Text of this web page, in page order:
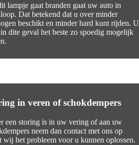
lampje gaat branden gaat uw auto in
Dat betekend dat u over minder
beschikt en minder hard kunt rijden. U
dite geval het beste zo spoedig mogelijk
in veren of schokdempers
een storing is in uw vering of aan uw
neem dan contact met ons op
wij het probleem voor u kunnen oplossen.